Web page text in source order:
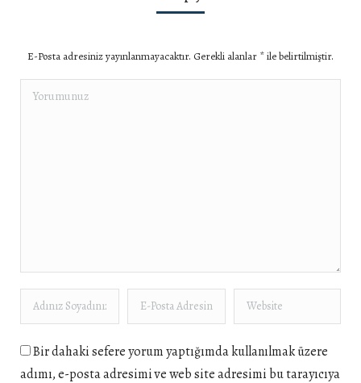
E-Posta adresiniz yayınlanmayacaktır. Gerekli alanlar *ile belirtilmiştir.
Yorumunuz
Adınız Soyadınız * E-Posta Adresiniz * Website
Bir dahaki sefere yorum yaptığımda kullanılmak üzere
adımı, e-posta adresimi ve web site adresimi bu tarayıcıya